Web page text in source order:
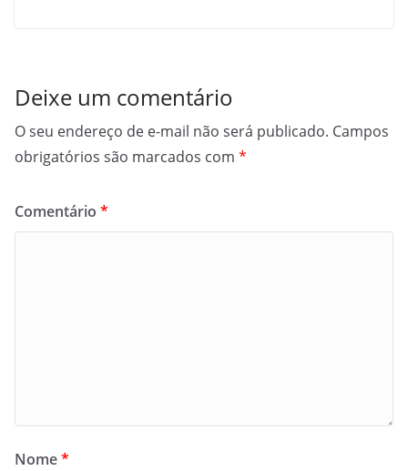
Deixe um comentário
O seu endereço de e-mail não será publicado. Campos
obrigatórios são marcados com *
Comentário *
Nome*